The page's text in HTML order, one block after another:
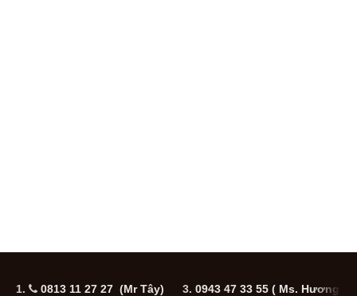
1. 0813 11 27 27 (Mr Tây) 3. 0943 47 33 55 ( Ms. Hương